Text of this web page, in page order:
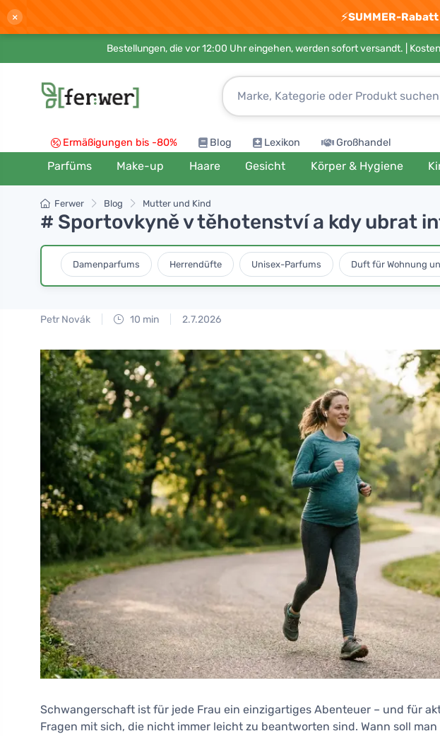
× ⚡SUMMER-
Bestellungen, die vor 12:00 Uhr eingehen, werden sofort versandt. |
Ermäßigungen bis -80% Blog Lexikon Großhandel
Parfüms Make-up Haare Gesicht Körper & Hygiene
Ferwer Blog Mutter und Kind
# Sportovkyně v těhotenství a kdy ubrat
Damenparfums Herrendüfte Unisex-Parfums Duft für Wohnung
Petr Novák 10 min 2.7.2026
Schwangerschaft ist für jede Frau ein einzigartiges Abenteuer – und für
Fragen mit sich, die nicht immer leicht zu beantworten sind. Wann soll